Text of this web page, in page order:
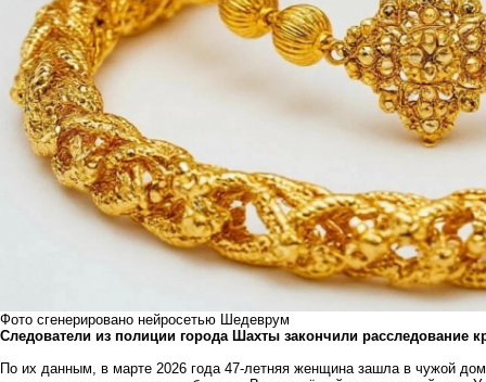
Фото сгенерировано нейросетью Шедеврум
Следователи из полиции города Шахты закончили расследование
По их данным, в марте 2026 года 47-летняя женщина зашла в чужой